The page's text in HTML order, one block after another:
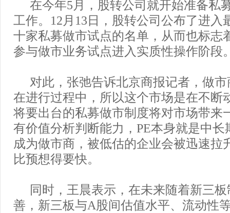
在今年5月，股转公司就开始准备私
工作。12月13日，股转公司公布了进入
十家私募做市试点的名单，从而也标志
参与做市业务试点进入实质性操作阶段
对此，张弛告诉北京商报记者，做
在进行过程中，所以这个市场是在不断
将要出台的私募做市制度将对市场带来
有价值分析判断能力，PE本身就是中长
成为做市商，被低估的企业会被迅速拉
比预想得要快。
同时，王晨表示，在未来随着新三
善，新三板与A股间估值水平、流动性